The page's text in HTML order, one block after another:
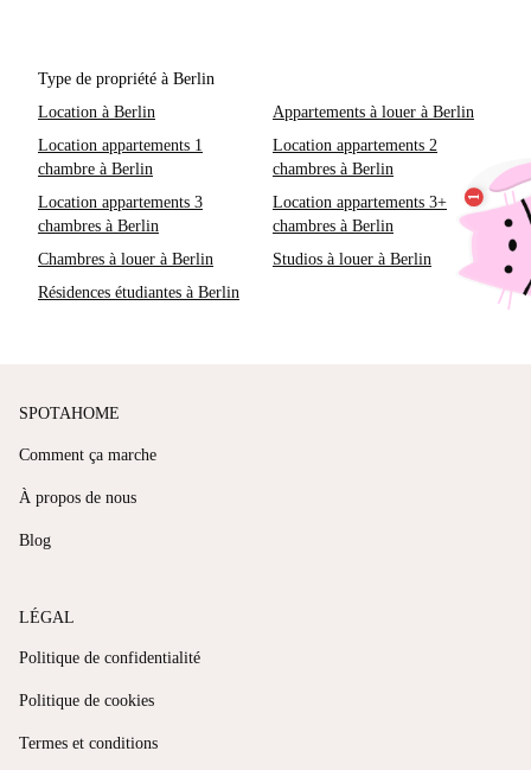
Type de propriété à Berlin
Location à Berlin
Appartements à louer à Berlin
Location appartements 1
chambre à Berlin
Location appartements 2
chambres à Berlin
Location appartements 3
chambres à Berlin
Location appartements 3+
chambres à Berlin
Chambres à louer à Berlin
Studios à louer à Berlin
Résidences étudiantes à Berlin
SPOTAHOME
Comment ça marche
À propos de nous
Blog
LÉGAL
Politique de confidentialité
Politique de cookies
Termes et conditions